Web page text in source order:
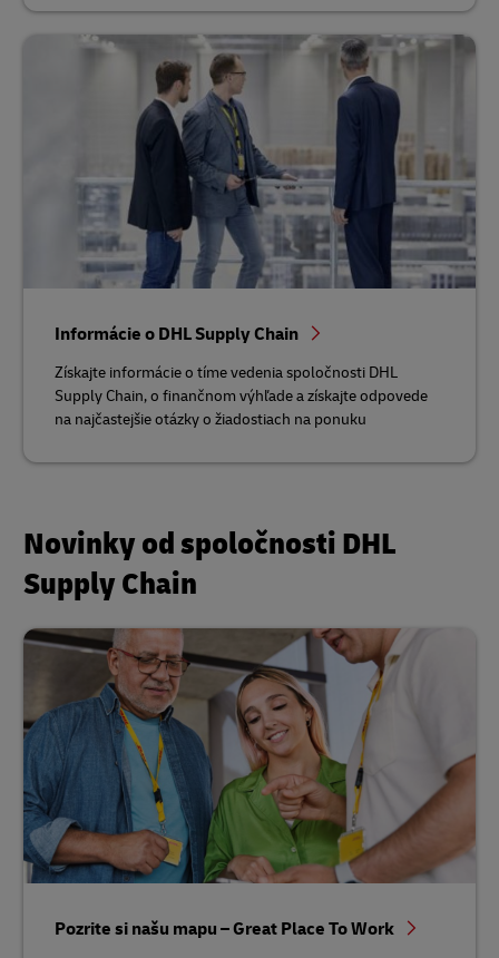
Informácie o DHL Supply Chain
Získajte informácie o tíme vedenia spoločnosti DHL
Supply Chain, o finančnom výhľade a získajte odpovede
na najčastejšie otázky o žiadostiach na ponuku
Novinky od spoločnosti DHL
Supply Chain
Pozrite si našu mapu – Great Place To Work